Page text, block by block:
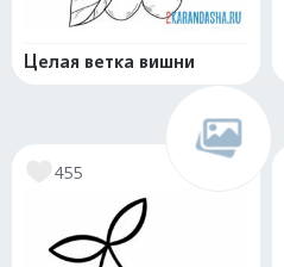
Целая ветка вишни
455